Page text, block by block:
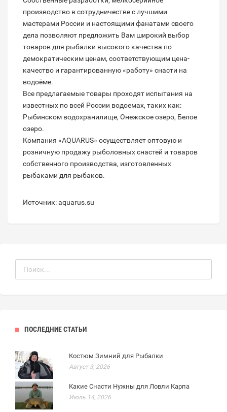
производство в сотрудничестве с лучшими
мастерами России и настоящими фанатами своего
дела позволяют предложить Вам широкий выбор
товаров для рыбалки высокого качества по
демократическим ценам, соответствующим цена-
качество и гарантированную «работу» снасти на
водоёме.
Все предлагаемые товары проходят испытания на
известных по всей России водоемах, таких как:
Рыбинском водохранилище, Онежское озеро, Белое
озеро.
Компания «AQUARUS» осуществляет оптовую и
розничную продажу рыболовных снастей и товаров
собственного производства, изготовленных
рыбаками для рыбаков.
Источник: aquarus.su
ПОСЛЕДНИЕ СТАТЬИ
Костюм Зимний для Рыбалки
Август 3, 2026
Какие Снасти Нужны для Ловли Карпа
Июль 14, 2026